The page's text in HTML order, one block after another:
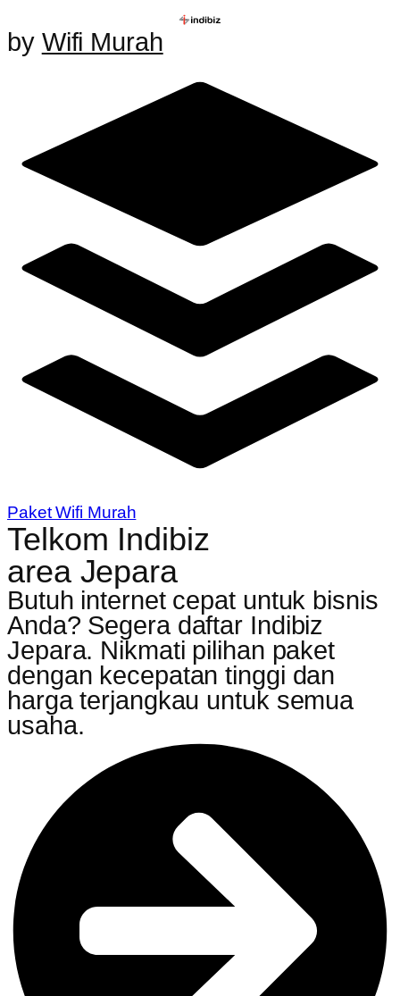
by Wifi Murah
Paket Wifi Murah
Telkom Indibiz
area Jepara
Butuh internet cepat untuk bisnis
Anda? Segera daftar Indibiz
Jepara. Nikmati pilihan paket
dengan kecepatan tinggi dan
harga terjangkau untuk semua
usaha.